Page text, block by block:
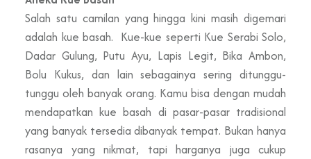
Salah satu camilan yang hingga kini masih digemari
adalah kue basah. Kue-kue seperti Kue Serabi Solo,
Dadar Gulung, Putu Ayu, Lapis Legit, Bika Ambon,
Bolu Kukus, dan lain sebagainya sering ditunggu-
tunggu oleh banyak orang. Kamu bisa dengan mudah
mendapatkan kue basah di pasar-pasar tradisional
yang banyak tersedia dibanyak tempat. Bukan hanya
rasanya yang nikmat, tapi harganya juga cukup